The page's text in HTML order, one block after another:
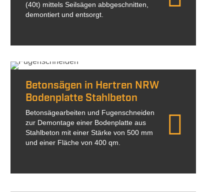
(40t) mittels Seilsägen abbgeschnitten,
demontiert und entsorgt.
Betonsägen in Hertren NRW
Bodenplatte Stahlbeton
Betonsägearbeiten und Fugenschneiden
zur Demontage einer Bodenplatte aus
Stahlbeton mit einer Stärke von 500 mm
und einer Fläche von 400 qm.